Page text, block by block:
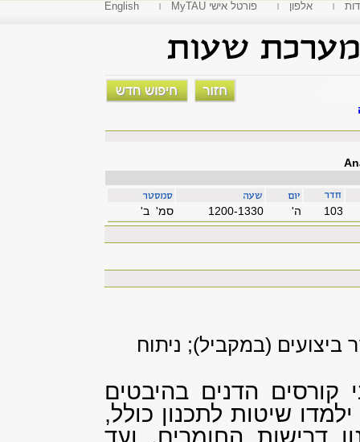
English MyTAU פורטל אישי אלפון
סמ' ב' 1200-1330 'ה 103
(במקביל); ניתוח
הדנים בהיבטים
שיטות לתכנון כולל,
דרישות החומרים, ועד